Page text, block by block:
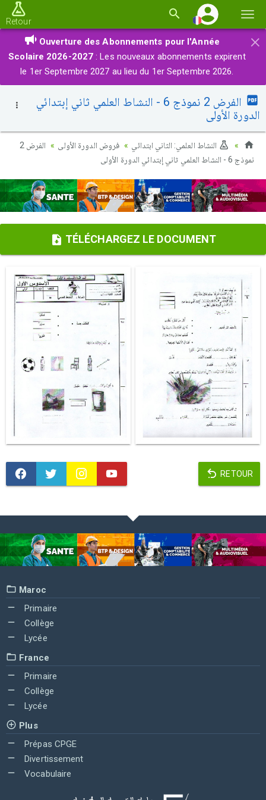
la
Retour
×
Ouverture des Abonnements pour l'Année
Scolaire 2026-2027 : Les nouveaux abonnements expirent
le 1er Septembre 2027 au lieu du 1er Septembre 2026.
الفرض 2 نموذج 6 - النشاط العلمي ثاني إبتدائي
الدورة الأولى
النشاط العلمي: الثاني ابتدائي فروض الدورة الأولى
الفرض 2
نموذج 6 - النشاط العلمي ثاني إبتدائي الدورة الأولى
TÉLÉCHARGEZ LE DOCUMENT
RETOUR
Maroc
Primaire
Collège
Lycée
France
Primaire
Collège
Lycée
Plus
Prépas CPGE
Divertissement
Vocabulaire